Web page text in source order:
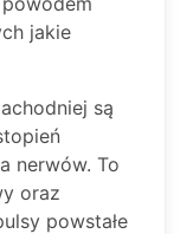
jakie
są
nerwów. To
oraz
powstałe